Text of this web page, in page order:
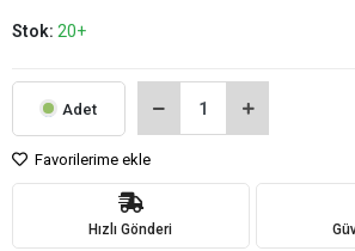
Stok: 20+
Adet
Favorilerime ekle
Hızlı Gönderi